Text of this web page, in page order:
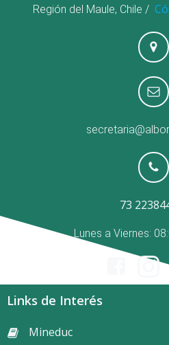
Región del Maule, Chile /
73
Lunes a Viernes:
Links de Interés
Mineduc